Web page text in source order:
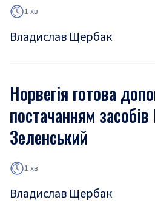
1 хв
Владислав Щербак
Норвегія готова
постачанням
Зеленський
1 хв
Владислав Щербак